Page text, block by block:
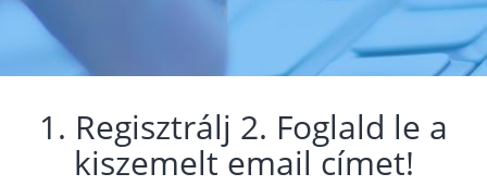
1. Regisztrálj 2. Foglald le a
kiszemelt email címet!